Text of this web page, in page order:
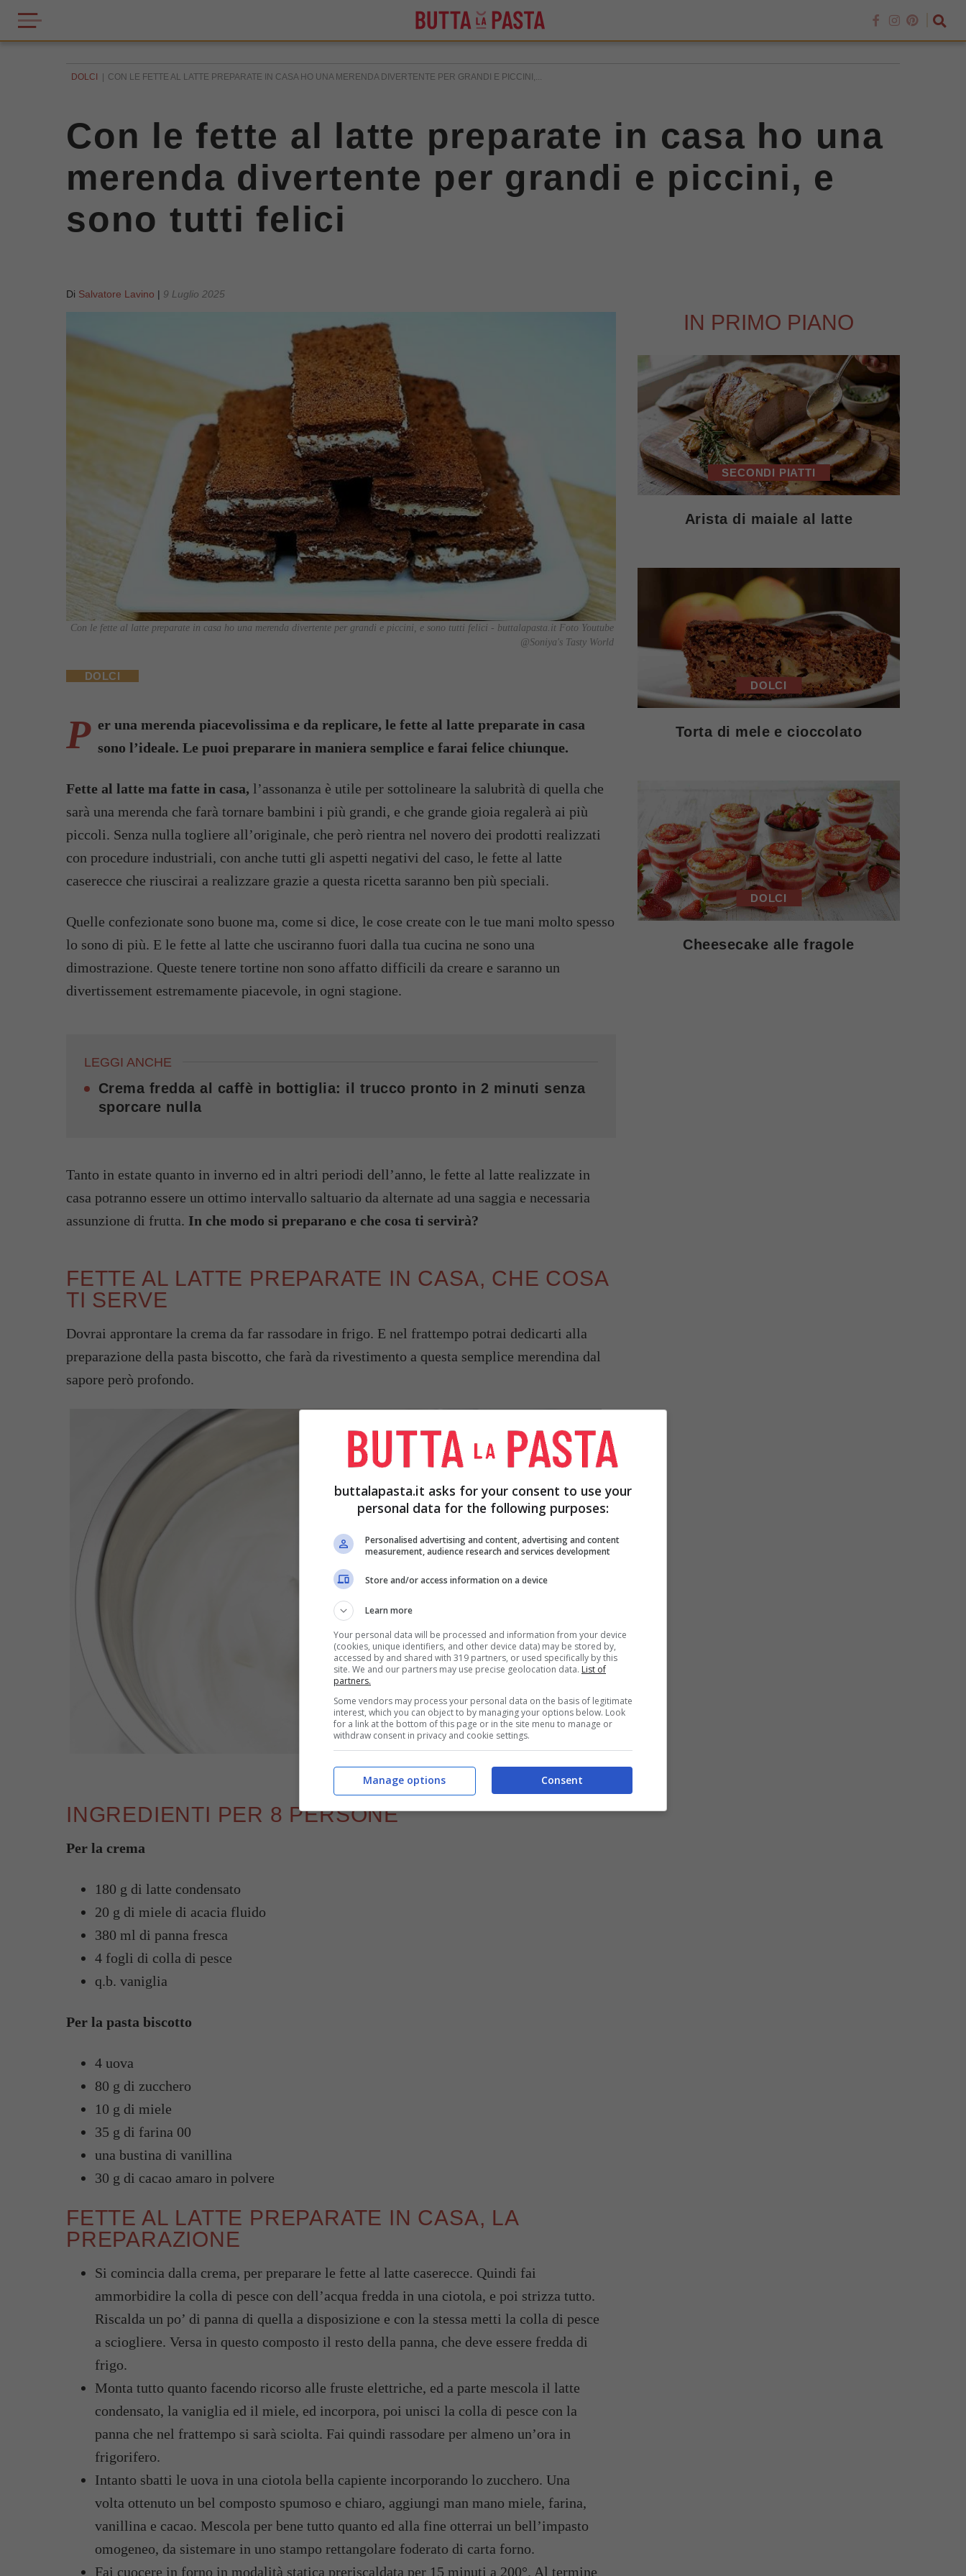
DOLCI CON LE FETTE AL LATTE PREPARATE IN CASA HO UNA MERENDA DIVERTENTE PER GRANDI E PICCINI,...
Con le fette al latte preparate in casa ho una
merenda divertente per grandi e piccini, e
sono tutti felici
Di Salvatore Lavino | 9 Luglio 2025
Con le fette al latte preparate in casa ho una merenda divertente per grandi e piccini, e sono tutti felici - buttalapasta.it Foto Youtube
@Soniya's Tasty World
DOLCI
P er una merenda piacevolissima e da replicare, le fette al latte preparate in casa
sono l’ideale. Le puoi preparare in maniera semplice e farai felice chiunque.
Fette al latte ma fatte in casa, l’assonanza è utile per sottolineare la salubrità di quella che
sarà una merenda che farà tornare bambini i più grandi, e che grande gioia regalerà ai più
piccoli. Senza nulla togliere all’originale, che però rientra nel novero dei prodotti realizzati
con procedure industriali, con anche tutti gli aspetti negativi del caso, le fette al latte
caserecce che riuscirai a realizzare grazie a questa ricetta saranno ben più speciali.
Quelle confezionate sono buone ma, come si dice, le cose create con le tue mani molto spesso
lo sono di più. E le fette al latte che usciranno fuori dalla tua cucina ne sono una
dimostrazione. Queste tenere tortine non sono affatto difficili da creare e saranno un
divertissement estremamente piacevole, in ogni stagione.
LEGGI ANCHE
Crema fredda al caffè in bottiglia: il trucco pronto in 2 minuti senza
sporcare nulla
Tanto in estate quanto in inverno ed in altri periodi dell’anno, le fette al latte realizzate in
casa potranno essere un ottimo intervallo saltuario da alternate ad una saggia e necessaria
assunzione di frutta. In che modo si preparano e che cosa ti servirà?
FETTE AL LATTE PREPARATE IN CASA, CHE COSA
TI SERVE
Dovrai approntare la crema da far rassodare in frigo. E nel frattempo potrai dedicarti alla
preparazione della pasta biscotto, che farà da rivestimento a questa semplice merendina dal
sapore però profondo.
INGREDIENTI PER 8 PERSONE
Per la crema
180 g di latte condensato
20 g di miele di acacia fluido
380 ml di panna fresca
4 fogli di colla di pesce
q.b. vaniglia
Per la pasta biscotto
4 uova
80 g di zucchero
10 g di miele
35 g di farina 00
una bustina di vanillina
30 g di cacao amaro in polvere
FETTE AL LATTE PREPARATE IN CASA, LA
PREPARAZIONE
Si comincia dalla crema, per preparare le fette al latte caserecce. Quindi fai
ammorbidire la colla di pesce con dell’acqua fredda in una ciotola, e poi strizza tutto.
Riscalda un po’ di panna di quella a disposizione e con la stessa metti la colla di pesce
a sciogliere. Versa in questo composto il resto della panna, che deve essere fredda di
frigo.
Monta tutto quanto facendo ricorso alle fruste elettriche, ed a parte mescola il latte
condensato, la vaniglia ed il miele, ed incorpora, poi unisci la colla di pesce con la
panna che nel frattempo si sarà sciolta. Fai quindi rassodare per almeno un’ora in
frigorifero.
Intanto sbatti le uova in una ciotola bella capiente incorporando lo zucchero. Una
volta ottenuto un bel composto spumoso e chiaro, aggiungi man mano miele, farina,
vanillina e cacao. Mescola per bene tutto quanto ed alla fine otterrai un bell’impasto
omogeneo, da sistemare in uno stampo rettangolare foderato di carta forno.
Fai cuocere in forno in modalità statica preriscaldata per 15 minuti a 200°. Al termine
IN PRIMO PIANO
SECONDI PIATTI
Arista di maiale al latte
DOLCI
Torta di mele e cioccolato
DOLCI
Cheesecake alle fragole
buttalapasta.it asks for your consent to use your
personal data for the following purposes:
Personalised advertising and content, advertising and content
measurement, audience research and services development
Store and/or access information on a device
Learn more
Your personal data will be processed and information from your device
(cookies, unique identifiers, and other device data) may be stored by,
accessed by and shared with 319 partners, or used specifically by this
site. We and our partners may use precise geolocation data. List of
partners.
Some vendors may process your personal data on the basis of legitimate
interest, which you can object to by managing your options below. Look
for a link at the bottom of this page or in the site menu to manage or
withdraw consent in privacy and cookie settings.
Consent
Manage options